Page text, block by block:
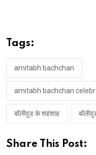
Tags:
amitabh bachchan
amitabh bachchan
बॉलीवुड के शहंशाह
Share This Post: